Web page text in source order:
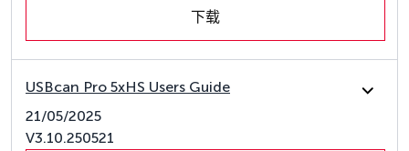
下载
USBcan Pro 5xHS Users Guide
21/05/2025
V3.10.250521